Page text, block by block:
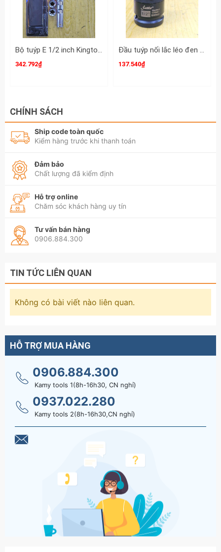
Bộ tuýp E 1/2 inch Kingtony 4106PR 6 chi tiết E10 E12 E14 E16 E18 E20
342.792₫
Đầu tuýp nối lắc léo đen gật gù xoay 360 độ Santa 1/2 inch dài 31x64mm BIEN92
137.540₫
CHÍNH SÁCH
Ship code toàn quốc
Kiểm hàng trước khi thanh toán
Đảm bảo
Chất lượng đã kiểm định
Hỗ trợ online
Chăm sóc khách hàng uy tín
Tư vấn bán hàng
0906.884.300
TIN TỨC LIÊN QUAN
Không có bài viết nào liên quan.
HỖ TRỢ MUA HÀNG
0906.884.300
Kamy tools 1(8h-16h30, CN nghỉ)
0937.022.280
Kamy tools 2(8h-16h30,CN nghỉ)